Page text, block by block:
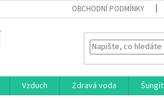
OBCHODNÍ PODMÍNKY
Vzduch Zdravá voda Šungit